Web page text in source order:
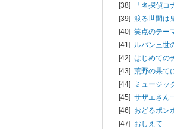
[38]
「名探偵
[39] 渡る世間は
[40] 笑点のテー
[41] ルパン三世
[42] はじめての
[43] 荒野の果て
[44]
ミュージッ
[45] サザエさん
[46] おどるポン
[47] おしえて